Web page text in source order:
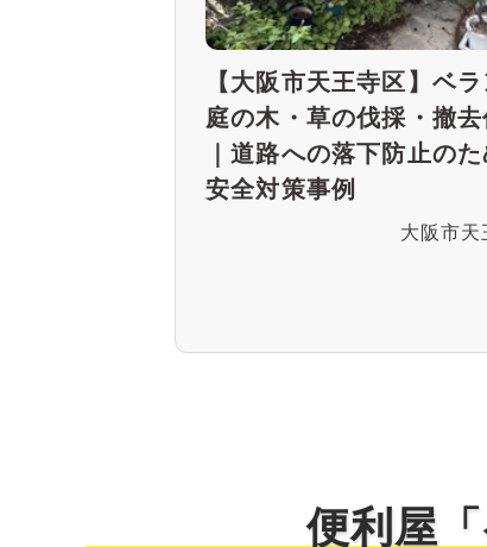
【大阪市天王寺区】ベ
庭の木・草の伐採・撤去
｜道路への落下防止の
安全対策事例
大阪市天
便利屋